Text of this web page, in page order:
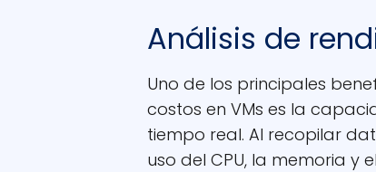
Análisis de
Uno de los principales
costos en VMs es la
tiempo real. Al recopilar
uso del CPU, la memoria y